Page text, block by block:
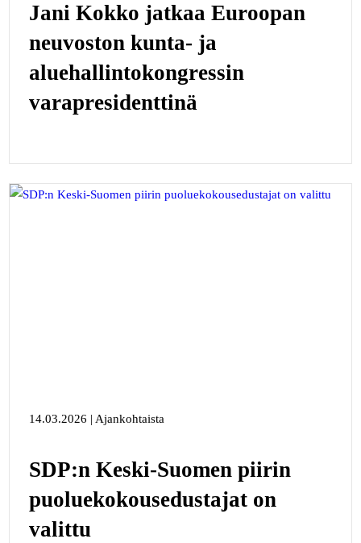
Jani Kokko jatkaa Euroopan
neuvoston kunta- ja
aluehallintokongressin
varapresidenttinä
14.03.2026 | Ajankohtaista
SDP:n Keski-Suomen piirin
puoluekokousedustajat on
valittu